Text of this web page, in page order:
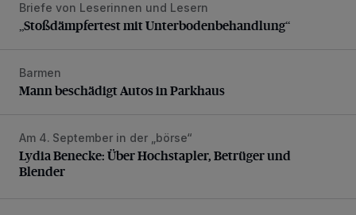
„Stoßdämpfertest mit Unterbodenbehandlung“
Briefe von Leserinnen und Lesern
„Stoßdämpfertest mit Unterbodenbehandlung“
Mann beschädigt Autos in Parkhaus
Barmen
Mann beschädigt Autos in Parkhaus
Lydia Benecke: Über Hochstapler, Betrüger und Blender
Am 4. September in der „börse“
Lydia Benecke: Über Hochstapler, Betrüger und
Blender